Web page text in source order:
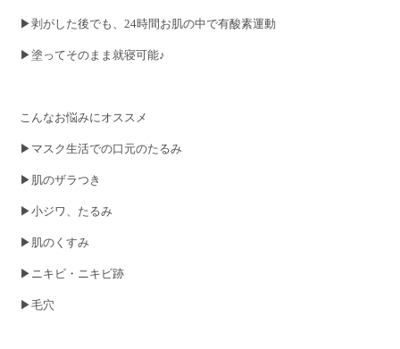
▶剥がした後でも、24時間お肌の中で有酸素運動
▶塗ってそのまま就寝可能♪
こんなお悩みにオススメ
▶マスク生活での口元のたるみ
▶肌のザラつき
▶小ジワ、たるみ
▶肌のくすみ
▶ニキビ・ニキビ跡
▶毛穴